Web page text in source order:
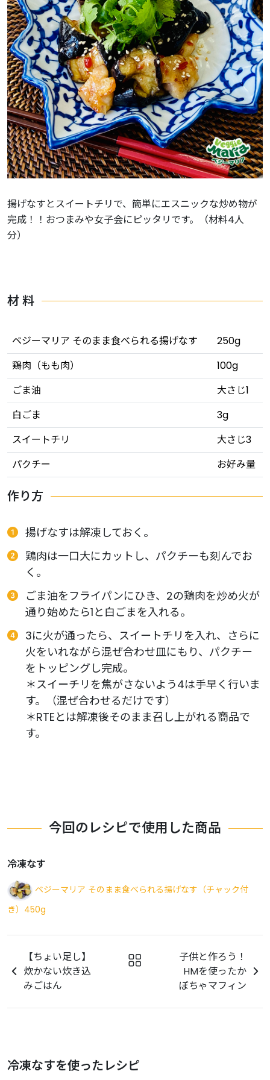
揚げなすとスイートチリで、簡単にエスニックな炒め物が
完成！！おつまみや女子会にピッタリです。（材料4人
分）
材 料
ベジーマリア そのまま食べられる揚げなす
250g
鶏肉（もも肉）
100g
ごま油
大さじ1
白ごま
3g
スイートチリ
大さじ3
パクチー
お好み量
作り方
揚げなすは解凍しておく。
鶏肉は一口大にカットし、パクチーも刻んでお
く。
ごま油をフライパンにひき、2の鶏肉を炒め火が
通り始めたら1と白ごまを入れる。
3に火が通ったら、スイートチリを入れ、さらに
火をいれながら混ぜ合わせ皿にもり、パクチー
をトッピングし完成。
＊スイーチリを焦がさないよう4は手早く行いま
す。（混ぜ合わせるだけです）
＊RTEとは解凍後そのまま召し上がれる商品で
す。
今回のレシピで使用した商品
冷凍なす
ベジーマリア そのまま食べられる揚げなす（チャック付
き）450g
【ちょい足し】
炊かない炊き込
みごはん
子供と作ろう！
HMを使ったか
ぼちゃマフィン
冷凍なすを使ったレシピ